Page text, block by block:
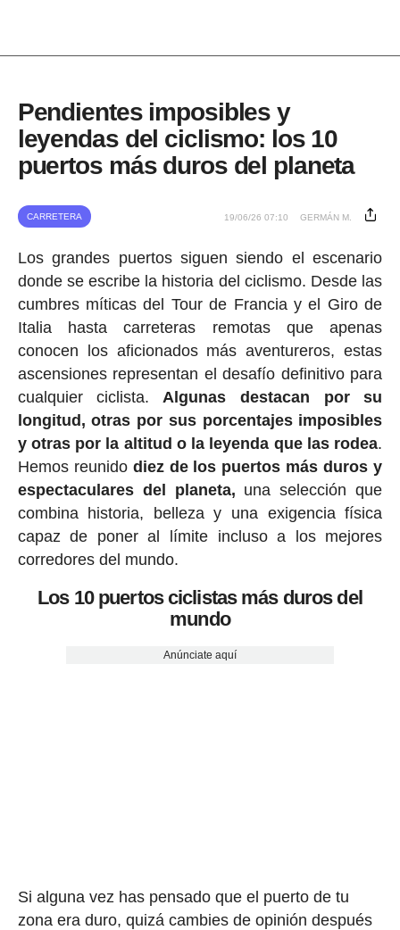
Pendientes imposibles y
leyendas del ciclismo: los 10
puertos más duros del planeta
CARRETERA 19/06/26 07:10 GERMÁN M.
Los grandes puertos siguen siendo el escenario
donde se escribe la historia del ciclismo. Desde las
cumbres míticas del Tour de Francia y el Giro de
Italia hasta carreteras remotas que apenas
conocen los aficionados más aventureros, estas
ascensiones representan el desafío definitivo para
cualquier ciclista. Algunas destacan por su
longitud, otras por sus porcentajes imposibles
y otras por la altitud o la leyenda que las rodea.
Hemos reunido diez de los puertos más duros y
espectaculares del planeta, una selección que
combina historia, belleza y una exigencia física
capaz de poner al límite incluso a los mejores
corredores del mundo.
Los 10 puertos ciclistas más duros del
mundo
Anúnciate aquí
Si alguna vez has pensado que el puerto de tu
zona era duro, quizá cambies de opinión después